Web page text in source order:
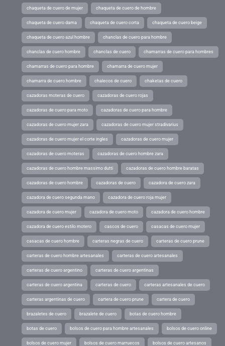
chaqueta de cuero de mujer chaqueta de cuero de hombre
chaqueta de cuero dama chaqueta de cuero corta chaqueta de cuero beige
chaqueta de cuero azul hombre chanclas de cuero para hombre
chanclas de cuero hombre chanclas de cuero chamarras de cuero para hombres
chamarras de cuero para hombre chamarra de cuero mujer
chamarra de cuero hombre chalecos de cuero chaketas de cuero
cazadoras moteras de cuero cazadoras de cuero rojas
cazadoras de cuero para moto cazadoras de cuero para hombre
cazadoras de cuero mujer zara cazadoras de cuero mujer stradivarius
cazadoras de cuero mujer el corte ingles cazadoras de cuero mujer
cazadoras de cuero moteras cazadoras de cuero hombre zara
cazadoras de cuero hombre massimo dutti cazadoras de cuero hombre baratas
cazadoras de cuero hombre cazadoras de cuero cazadora de cuero zara
cazadora de cuero segunda mano cazadora de cuero roja mujer
cazadora de cuero mujer cazadora de cuero moto cazadora de cuero hombre
cazadora de cuero estilo motero cascos de cuero casacas de cuero mujer
casacas de cuero hombre carteras negras de cuero carteras de cuero prune
carteras de cuero hombre artesanales carteras de cuero artesanales
carteras de cuero argentino carteras de cuero argentinas
carteras de cuero argentina carteras de cuero carteras artesanales de cuero
carteras argentinas de cuero cartera de cuero prune cartera de cuero
brazaletes de cuero brazalete de cuero botas de cuero hombre
botas de cuero bolsos de cuero para hombre artesanales bolsos de cuero online
bolsos de cuero mujer bolsos de cuero marruecos bolsos de cuero artesanos